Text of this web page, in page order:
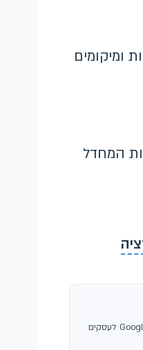
ומיקומים
המחדל
, סוכנות פרסום בגוגל ושותפה רשמית של Google (Google Partner). מנהל קמפייני Google Ads לעסקים